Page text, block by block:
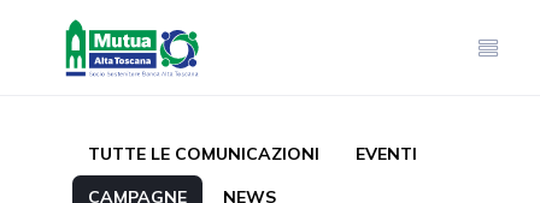
TUTTE LE COMUNICAZIONI EVENTI
CAMPAGNE NEWS